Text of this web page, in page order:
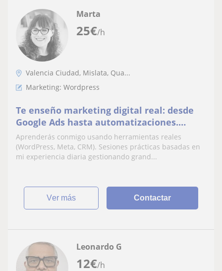
25€/h
Marta
Valencia Ciudad, Mislata, Qua...
Marketing: Wordpress
Te enseño marketing digital real: desde
Google Ads hasta automatizaciones.
Clases prácticas para potenciar tu negocio
o carrera.
Aprenderás conmigo usando herramientas reales
(WordPress, Meta, CRM). Sesiones prácticas basadas en
mi experiencia diaria gestionando grand...
ver más Contactar
12€/h
Leonardo G